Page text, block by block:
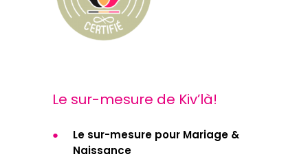
Le sur-mesure de Kiv’là!
Le sur-mesure pour Mariage &
Naissance